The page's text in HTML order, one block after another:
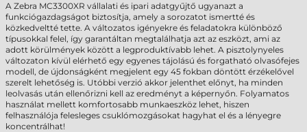
A Zebra MC3300XR vállalati és ipari adatgyűjtő ugyanazt a
funkciógazdagságot biztosítja, amely a sorozatot ismertté és
közkedveltté tette. A változatos igényekre és feladatokra különböző
típusokkal felel, így garantáltan megtalálhatja azt az eszközt, ami az
adott körülmények között a legproduktívabb lehet. A pisztolynyeles
változaton kívül elérhető egy egyenes tájolású és forgatható olvasófejes
modell, de újdonságként megjelent egy 45 fokban döntött érzékelővel
szerelt lehetőség is. Utóbbi verzió akkor jelenthet előnyt, ha minden
leolvasás után ellenőrizni kell az eredményt a képernyőn. Folyamatos
használat mellett komfortosabb munkaeszköz lehet, hiszen
felhasználója felesleges csuklómozgásokat hagyhat el és a lényegre
koncentrálhat!